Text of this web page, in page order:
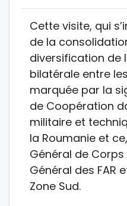
Cette visite, qui
de la
diversification de
bilatérale entre
marquée par la
de Coopération
militaire et
la Roumanie et
Général de Corps
Général des FAR
Zone Sud.